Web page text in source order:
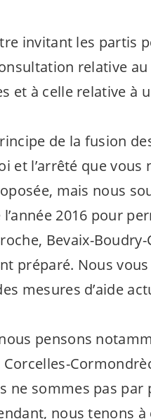
invitant les partis
relative
et à celle relative à
de la fusion
et l’arrêté que
mais nous
2016 pour
Bevaix-
préparé. Nous
mesures d’aide
pensons
Corcelles-
ne sommes pas par
nous tenons